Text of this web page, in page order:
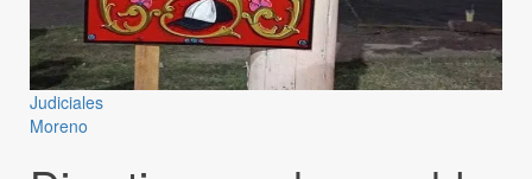
Judiciales
Moreno